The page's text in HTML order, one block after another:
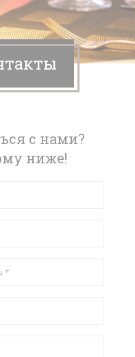
с нами?
ниже!